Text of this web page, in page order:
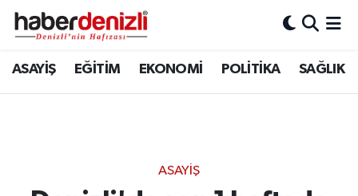
ASAYİŞ EĞİTİM EKONOMİ POLİTİKA SAĞLIK
ASAYİŞ
Denizli Nöbetçi Eczaneler